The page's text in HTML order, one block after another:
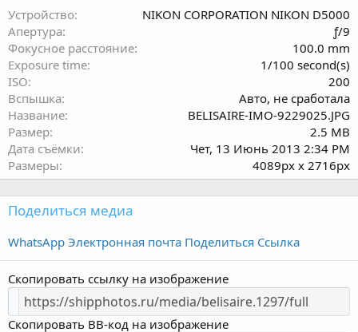
з
ё
з
Устройство
NIKON CORPORATION NIKON D5000
Апертура
ƒ/9
Фокусное расстояние
100.0 mm
Exposure time
1/100 second(s)
ISO
200
Вспышка
Авто, не сработала
Название
BELISAIRE-IMO-9229025.JPG
Размер
2.5 MB
Дата съёмки
Чет, 13 Июнь 2013 2:34 PM
Размеры
4089px x 2716px
Поделиться медиа
WhatsApp Электронная почта Поделиться Ссылка
Скопировать ссылку на изображение
Скопировать BB-код на изображение